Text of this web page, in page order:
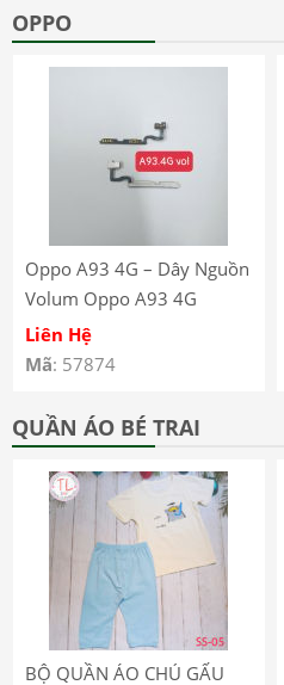
OPPO
Oppo A93 4G – Dây Nguồn
Volum Oppo A93 4G
CPH2121 CPH2123
Liên Hệ
Mã: 57874
QUẦN ÁO BÉ TRAI
BỘ QUẦN ÁO CHÚ GẤU